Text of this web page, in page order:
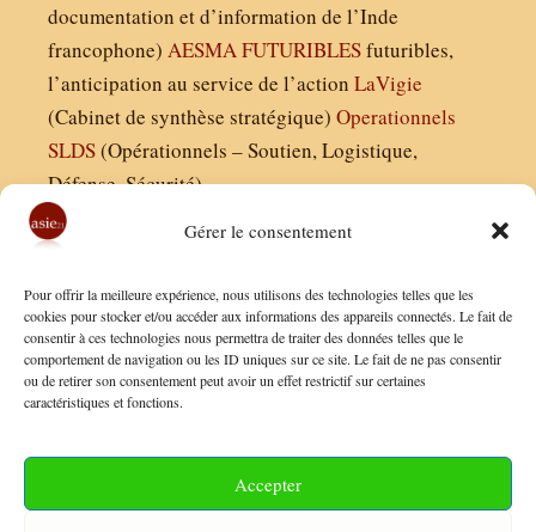
Gérer le consentement
Pour offrir la meilleure expérience, nous utilisons des technologies telles que les
cookies pour stocker et/ou accéder aux informations des appareils connectés. Le fait de
consentir à ces technologies nous permettra de traiter des données telles que le
comportement de navigation ou les ID uniques sur ce site. Le fait de ne pas consentir
ou de retirer son consentement peut avoir un effet restrictif sur certaines
caractéristiques et fonctions.
Accepter
documentation et d’information de l’Inde
francophone) AESMAFUTURIBLESfuturibles,
l’anticipation au service de l’action LaVigie
(Cabinet de synthèse stratégique) Operationnels
SLDS(Opérationnels – Soutien, Logistique,
Défense, Sécurité)
Finaldées EURL
Siège social : 13 avenue Boudon, 75016, Paris
Nous contacter
Conditions Générales de Vente
Politique de Confidentialité